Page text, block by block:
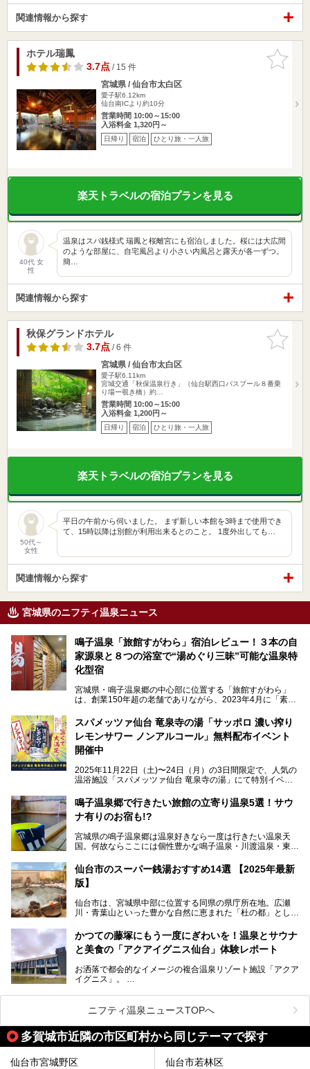
関連情報から探す
お気に入
りに追加
ホテル瑞鳳
3.7点/ 15 件
宮城県 / 仙台市太白区
愛子駅6.12km
仙台南ICより約10分
営業時間 10:00～15:00
入浴料金 1,320円～
日帰り 宿泊 ひとり旅・一人旅
楽天トラベルの宿泊プランを見る
40代 女
性
温泉はスパ銭様式 瑞鳳と桜離宮にも宿泊しました。桜には大広間
のような部屋に、自宅風呂より小さい内風呂と露天が各一ずつ。
簡…
関連情報から探す
お気に入
りに追加
秋保グランドホテル
3.7点/ 6 件
宮城県 / 仙台市太白区
愛子駅6.11km
宮城交通「秋保温泉行き」（仙台駅西口バスプール８番乗
り場ー覗き橋）約…
営業時間 10:00～15:00
入浴料金 1,200円～
日帰り 宿泊 ひとり旅・一人旅
楽天トラベルの宿泊プランを見る
50代～
女性
平日の午前から伺いました。 まず新しい本館を3時まで使用でき
て、15時以降は別館が利用出来るとのこと。 1度外出しても…
関連情報から探す
宮城県のニフティ温泉ニュース
鳴子温泉「旅館すがわら」宿泊レビュー！３本の自
家源泉と８つの浴室で“湯めぐり三昧”可能な温泉特
化型宿
宮城県・鳴子温泉郷の中心部に位置する「旅館すがわら」
は、創業150年超の老舗でありながら、2023年4月に「素泊
を利用したサウナも新設され、温泉ファン・サウナ―双方に
注目のスポットです。
特筆すべきは、館内で完結する圧倒的な「湯めぐり」のバリ
エーション。“温泉のデパート”・“東の横綱”と称される鳴子
温泉郷の中でも、3本の異なる自家源泉を使い分けるその実
力は折り紙付き。実際に宿泊した筆者が、“温泉”を中心にそ
の全貌を詳細レビューします！
スパメッツァ仙台 竜泉寺の湯「サッポロ 濃い搾り
レモンサワー ノンアルコール」無料配布イベント
開催中
2025年11月22日（土)〜24日（月）の3日間限定で、人気の
温浴施設「スパメッツァ仙台 竜泉寺の湯」にて特別イベン
「サッポロ 濃い搾りレモンサワー ノンアルコール」を無料
配布します。さらにSNS投稿で「サッポロ 濃い搾りグレフ
ルサワー ノンアルコール」もプレゼント。湯上がりにぴっ
ー
提供元：サッポロビール【PR】
鳴子温泉郷で行きたい旅館の立寄り温泉5選！サウ
ナ有りのお宿も!?
宮城県の鳴子温泉郷は温泉好きなら一度は行きたい温泉天
国。何故ならここには個性豊かな鳴子温泉・川渡温泉・東鳴
硫黄泉、塩化物泉、硫酸塩泉、炭酸水素塩泉などと多様な泉
質がそろっているからです。
の旅館・ホテルも立ち寄り入浴に門戸を開いてくれていま
す。
今回はそんな旅館の中から、おすすめしたい5ヶ所の温泉を
セレクトしてみました。うち3ヶ所はサウナも楽しめます。
仙台市のスーパー銭湯おすすめ14選 【2025年最新
版】
仙台市は、宮城県中部に位置する同県の県庁所在地。広瀬
川・青葉山といった豊かな自然に恵まれた「杜の都」として
人気です。新幹線を使えば都心から1時間30分とアクセスも
よく、気軽に訪れやすい地方都市の1つです。
仙台牛タンなどを堪能するグルメ旅や、スポーツ観戦の遠征
時などに利用しやすい温浴施設がたくさんありますよ。
かつての藤塚にもう一度にぎわいを！温泉とサウナ
と美食の「アクアイグニス仙台」体験レポート
お洒落で都会的なイメージの複合温泉リゾート施設「アクア
イグニス」。
関西空港や吉川美南（埼玉県）に続いて仙台市若林区に202
2年4月にオープンした「アクアイグニス仙台」は、日帰り
温泉の「藤塚の湯」、マルシェ リアン、和食「笠庵」、イ
タリアン「グリーチネ」、ベーカリー「マリアージュ ドゥ
ファリーヌ」、スイーツの「コンフィチュール アッシュ」
と「ル ショコラ ドゥ アッシュ」、そしてカフェ「猿田彦珈
琲」と話題のお店が勢ぞろい！
ニフティ温泉ニュースTOPへ
多賀城市近隣の市区町村から同じテーマで探す
仙台市宮城野区 仙台市若林区